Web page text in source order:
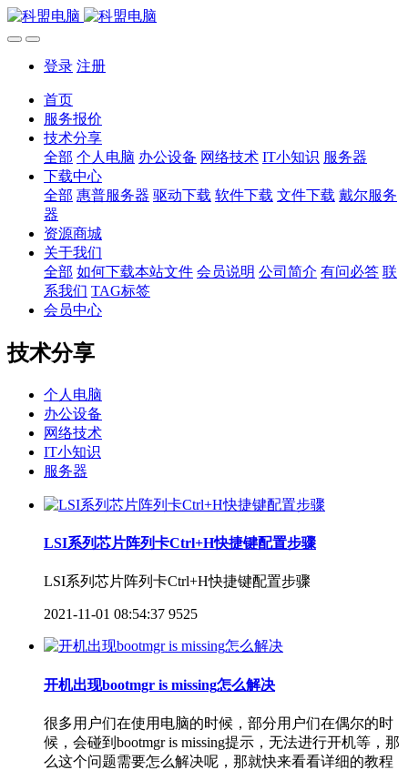
登录 注册
首页
服务报价
技术分享
全部 个人电脑 办公设备 网络技术 IT小知识 服务器
下载中心
全部 惠普服务器 驱动下载 软件下载 文件下载 戴尔服务
器
资源商城
关于我们
全部 如何下载本站文件 会员说明 公司简介 有问必答 联
系我们 TAG标签
会员中心
技术分享
个人电脑
办公设备
网络技术
IT小知识
服务器
LSI系列芯片阵列卡Ctrl+H快捷键配置步骤
LSI系列芯片阵列卡Ctrl+H快捷键配置步骤
2021-11-01 08:54:37 9525
开机出现bootmgr is missing怎么解决
很多用户们在使用电脑的时候，部分用户们在偶尔的时
候，会碰到bootmgr is missing提示，无法进行开机等，那
么这个问题需要怎么解决呢，那就快来看看详细的教程